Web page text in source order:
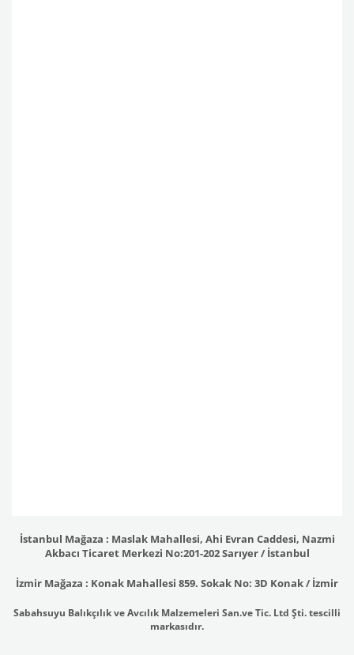
İstanbul Mağaza : Maslak Mahallesi, Ahi Evran Caddesi, Nazmi
Akbacı Ticaret Merkezi No:201-202 Sarıyer / İstanbul
İzmir Mağaza : Konak Mahallesi 859. Sokak No: 3D Konak / İzmir
Sabahsuyu Balıkçılık ve Avcılık Malzemeleri San.ve Tic. Ltd Şti. tescilli
markasıdır.